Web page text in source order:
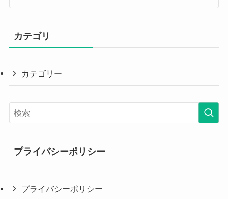
カテゴリ
カテゴリー
プライバシーポリシー
プライバシーポリシー